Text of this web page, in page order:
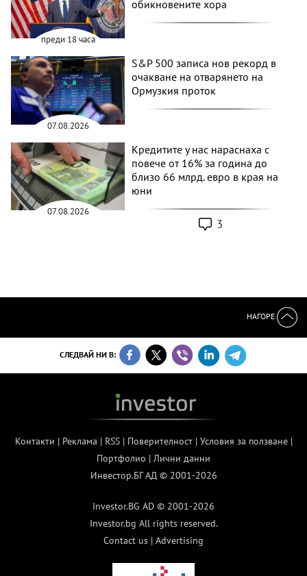
преди 18 часа
обикновените хора
07.08.2026
S&P 500 записа нов рекорд в
очакване на отварянето на
Ормузкия проток
07.08.2026
Кредитите у нас нараснаха с
повече от 16% за година до
близо 66 млрд. евро в края на
юни
3
НАГОРЕ
СЛЕДВАЙ НИ В:
Контакти | Реклама | RSS| Поверителност| Условия за ползване|
Портфолио | Лични данни
Инвестор.БГ АД © 2001-2026
Investor.BG AD © 2001-2026
Investor.bg All rights reserved.
Contact us | Advertising